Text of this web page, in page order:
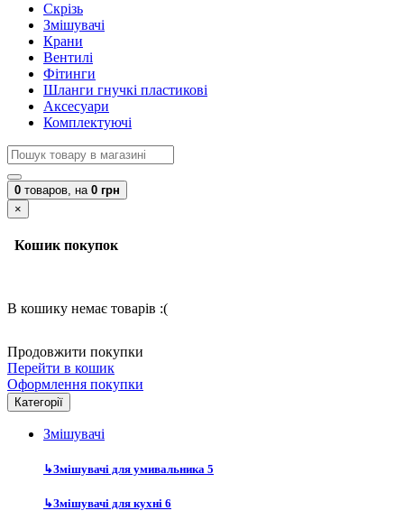
Скрізь
Змішувачі
Крани
Вентилі
Фітинги
Шланги гнучкі пластикові
Аксесуари
Комплектуючі
0 товаров, на 0 грн
×
Кошик покупок
В кошику немає товарів :(
Продовжити покупки
Перейти в кошик
Оформлення покупки
Категорії
Змішувачі
↳Змішувачі для умивальника 5
↳Змішувачі для кухні 6